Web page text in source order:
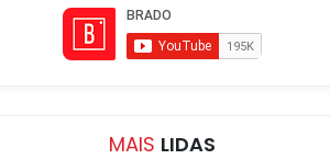
MAIS LIDAS